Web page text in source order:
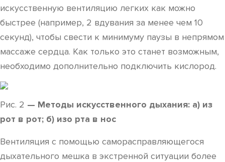
искусственную вентиляцию легких как можно
быстрее (например, 2 вдувания за менее чем 10
секунд), чтобы свести к минимуму паузы в непрямом
массаже сердца. Как только это станет возможным,
необходимо дополнительно подключить кислород.
Рис. 2 — Методы искусственного дыхания: а) из
рот в рот; б) изо рта в нос
Вентиляция с помощью саморасправляющегося
дыхательного мешка в экстренной ситуации более